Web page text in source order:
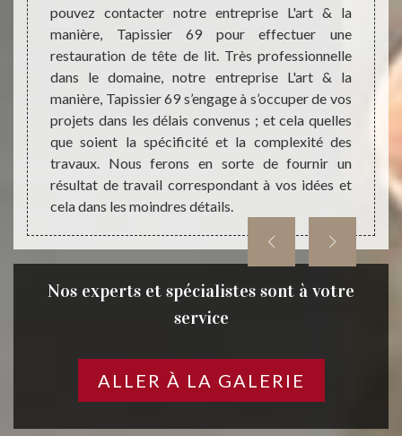
aux
en
des
tête
pouvez contacter notre entreprise L'art & la
manière, Tapissier 69 pour effectuer une
restauration de tête de lit. Très professionnelle
dans le domaine, notre entreprise L'art & la
manière, Tapissier 69 s’engage à s’occuper de vos
projets dans les délais convenus ; et cela quelles
que soient la spécificité et la complexité des
travaux. Nous ferons en sorte de fournir un
résultat de travail correspondant à vos idées et
cela dans les moindres détails.
la
Nos experts et spécialistes sont à votre
service
ALLER À LA GALERIE